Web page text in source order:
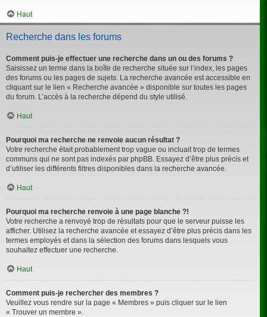
Haut
Recherche dans les forums
Comment puis-je effectuer une recherche dans un ou des forums ?
Saisissez un terme dans la boîte de recherche située sur l’index, les pages
des forums ou les pages de sujets. La recherche avancée est accessible en
cliquant sur le lien « Recherche avancée » disponible sur toutes les pages
du forum. L’accès à la recherche dépend du style utilisé.
Haut
Pourquoi ma recherche ne renvoie aucun résultat ?
Votre recherche était probablement trop vague ou incluait trop de termes
communs qui ne sont pas indexés par phpBB. Essayez d’être plus précis et
d’utiliser les différents filtres disponibles dans la recherche avancée.
Haut
Pourquoi ma recherche renvoie à une page blanche ?!
Votre recherche a renvoyé trop de résultats pour que le serveur puisse les
afficher. Utilisez la recherche avancée et essayez d’être plus précis dans les
termes employés et dans la sélection des forums dans lesquels vous
souhaitez effectuer une recherche.
Haut
Comment puis-je rechercher des membres ?
Veuillez vous rendre sur la page « Membres » puis cliquer sur le lien
« Trouver un membre ».